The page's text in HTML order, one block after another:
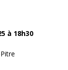
à 18h30